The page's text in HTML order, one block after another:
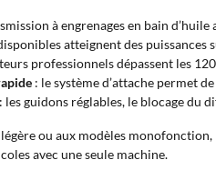
à engrenages en bain
atteignent des
professionnels dépassent les
: le système d’attache permet
: les guidons réglables, le blocage du
ou aux modèles
avec une seule machine.